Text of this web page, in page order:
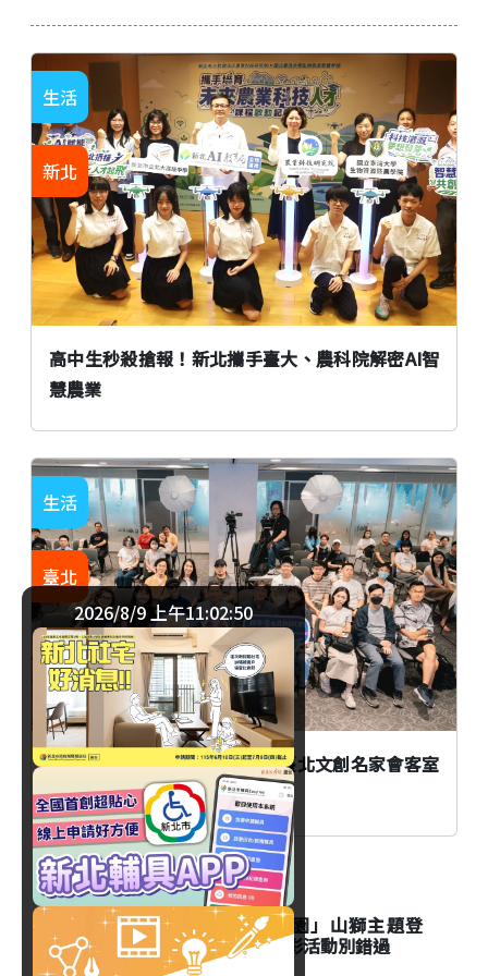
高中生秒殺搶報！新北攜手臺大、農科院解密AI智
慧農業
生活
新北
AI時代創作者如何不被取代？臺北文創名家會客室
談From AI to I
生活
臺北
生活
台北市立動物園「夜間動物園」山獅主題登
場！Keeper's Talk資訊與精彩活動別錯過
2026/8/9 上午11:02:50